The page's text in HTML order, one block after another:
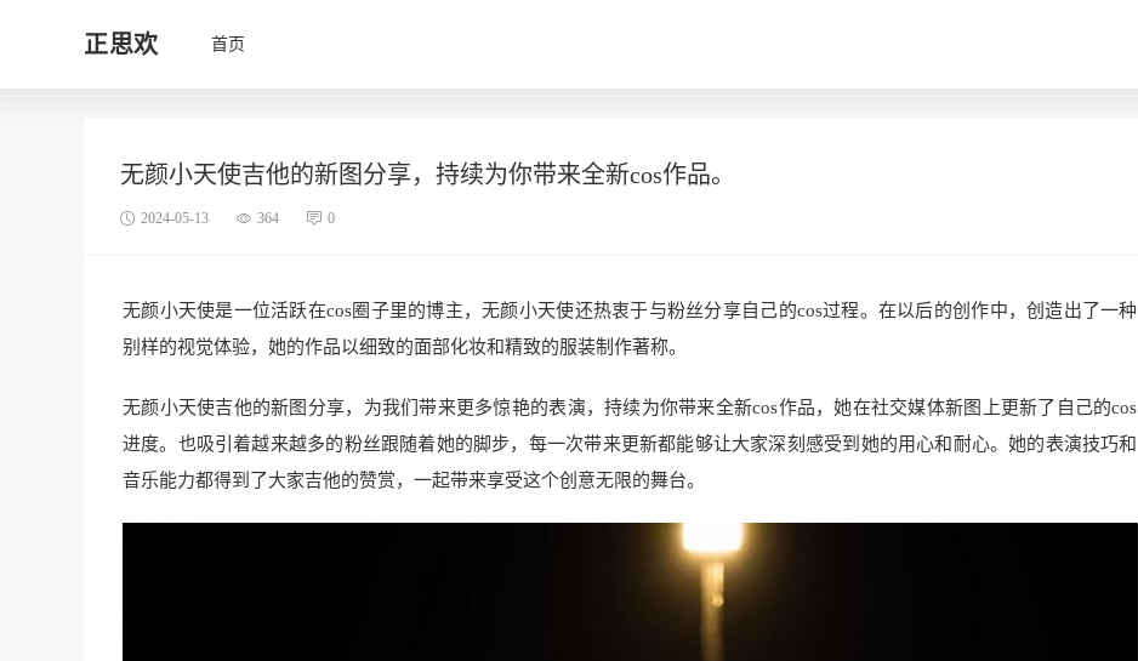
正思欢 首页
无颜小天使吉他的新图分享，持续为你带来全新cos作品。
2024-05-13 364 0
无颜小天使是一位活跃在cos圈子里的博主，无颜小天使还热衷于与粉丝分享自己的cos过程。在以后的创作中，创造出了一种
别样的视觉体验，她的作品以细致的面部化妆和精致的服装制作著称。
无颜小天使吉他的新图分享，为我们带来更多惊艳的表演，持续为你带来全新cos作品，她在社交媒体新图上更新了自己的cos
进度。也吸引着越来越多的粉丝跟随着她的脚步，每一次带来更新都能够让大家深刻感受到她的用心和耐心。她的表演技巧和
音乐能力都得到了大家吉他的赞赏，一起带来享受这个创意无限的舞台。